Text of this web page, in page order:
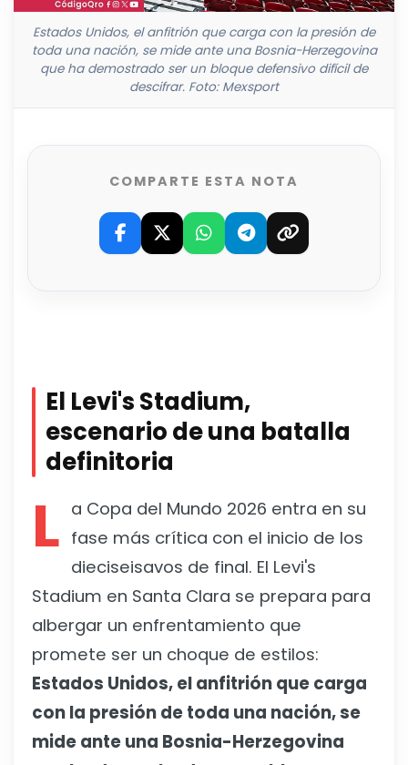
Estados Unidos, el anfitrión que carga con la presión de
toda una nación, se mide ante una Bosnia-Herzegovina
que ha demostrado ser un bloque defensivo difícil de
descifrar. Foto: Mexsport
COMPARTE ESTA NOTA
El Levi's Stadium,
escenario de una batalla
definitoria
L a Copa del Mundo 2026 entra en su
fase más crítica con el inicio de los
dieciseisavos de final. El Levi's
Stadium en Santa Clara se prepara para
albergar un enfrentamiento que
promete ser un choque de estilos:
Estados Unidos, el anfitrión que carga
con la presión de toda una nación, se
mide ante una Bosnia-Herzegovina